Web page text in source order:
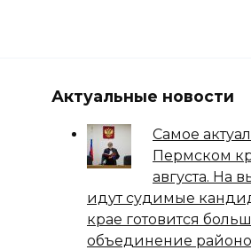
Актуальные новости
Самое
Пермском
августа. На
идут судимые
крае готовится
объединение